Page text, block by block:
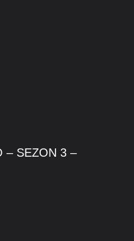
– SEZON 3 –